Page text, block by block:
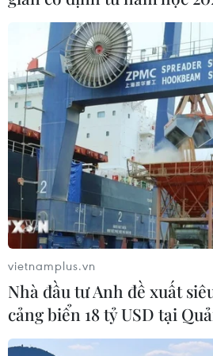
tác mới cho quan hệ Việt Nam-
Australia
07/08/2026 05:00
Hãng hàng không Air Premia
Hàn Quốc nối lại đường bay
Incheon-TP Hồ Chí Minh
07/08/2026 04:28
Mở ra giai đoạn triển khai thực
quan hệ giữa Việt Nam và
07/08/2026 01:27
Ấn Độ thử thành công tên lửa
vietnamplus.vn
Nhà đầu tư Anh đề xuất
cảng biển 18 tỷ USD tại